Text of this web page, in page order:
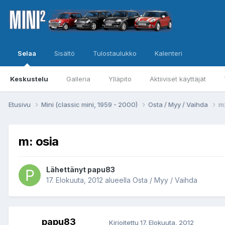
Selaa
Keskustelu Galleria Ylläpito Aktiiviset käyttäjät
Sisältö Tulostaulukko Kalenteri
Etusivu Mini (classic mini, 1959 - 2000) Osta / Myy / Vaihda
m: osia
Lähettänyt papu83
17. Elokuuta, 2012 alueella Osta / Myy / Vaihda
papu83 Kirjoitettu 17. Elokuuta, 2012